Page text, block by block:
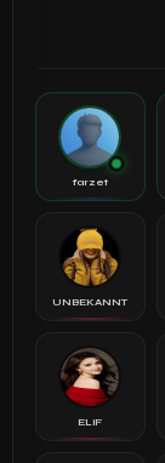
farzet
UNBEKANNT
ELiF